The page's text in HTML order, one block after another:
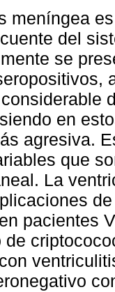
meníngea
del
se
en
agresiva.
que
La
pacientes
de